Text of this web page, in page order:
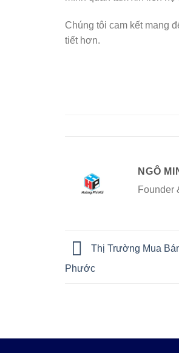
Chúng tôi cam kết mang
tiết hơn.
NGÔ
Founder
Thị Trường Mua
Phước